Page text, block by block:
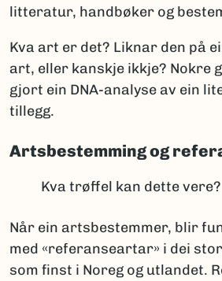
litteratur, handbøker og
Kva art er det? Liknar den på
art, eller kanskje ikkje? Nokre
gjort ein DNA-analyse av ein
tillegg.
Artsbestemming og
Kva trøffel kan dette vere?
Når ein artsbestemmer, blir
med «referanseartar» i dei
som finst i Noreg og utlandet.